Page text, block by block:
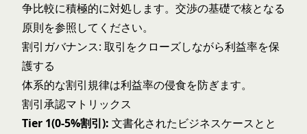
争比較に積極的に対処します。 交渉の基礎で核となる
原則を参照してください。
割引ガバナンス: 取引をクローズしながら利益率を保
護する
体系的な割引規律は利益率の侵食を防ぎます。
割引承認マトリックス
Tier 1(0-5%割引): 文書化されたビジネスケースとと